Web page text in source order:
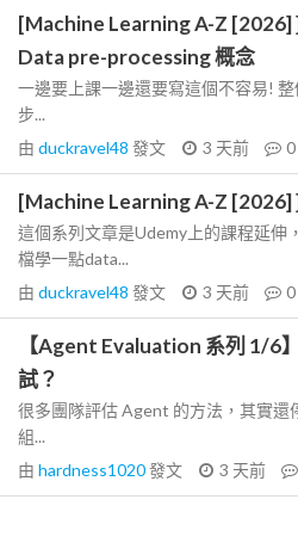
[Machine Learning A-Z [2026]
Data pre-processing 概念
一邊要上課一邊還要寫這個不容易!
步...
由 duckravel48 發文 3 天前 0
[Machine Learning A-Z [2026]
這個系列文章是Udemy上的課程延伸
檔學一點data...
由 duckravel48 發文 3 天前 0
【Agent Evaluation 系列 1/6
試？
很多團隊評估 Agent 的方法，其實
組...
由 hardness1020發文 3 天前